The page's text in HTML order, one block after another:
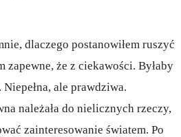
dlaczego postanowiłem ruszyć
zapewne, że z ciekawości. Byłaby
ale prawdziwa.
należała do nielicznych rzeczy,
zainteresowanie światem. Po